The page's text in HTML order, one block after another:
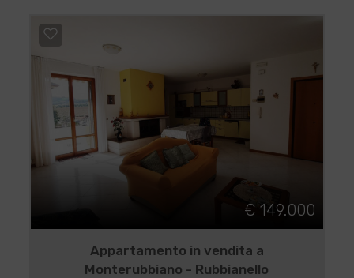
€ 149.000
Appartamento in vendita a
Monterubbiano - Rubbianello